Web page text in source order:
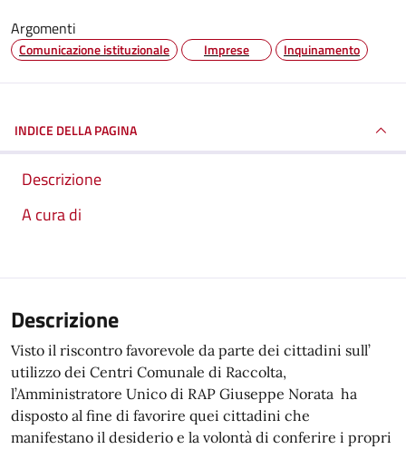
Argomenti
Comunicazione istituzionale Imprese Inquinamento
INDICE DELLA PAGINA
Descrizione
A cura di
Descrizione
Visto il riscontro favorevole da parte dei cittadini sull’
utilizzo dei Centri Comunale di Raccolta,
l’Amministratore Unico di RAP Giuseppe Norata ha
disposto al fine di favorire quei cittadini che
manifestano il desiderio e la volontà di conferire i propri